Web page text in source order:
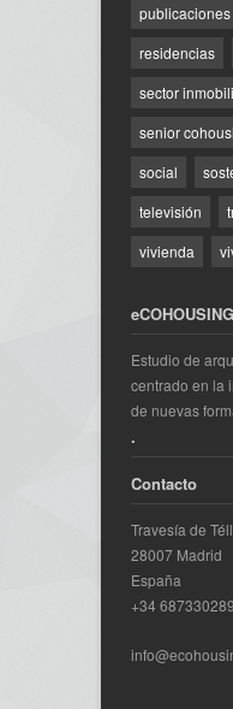
publicaciones
residencias
sector
senior
social
televisión
vivienda
Estudio de
centrado en la
de nuevas
.
Contacto
Travesía de
28007 Madrid
España
+34 687330289